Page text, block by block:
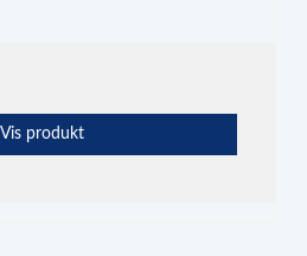
Vis produkt